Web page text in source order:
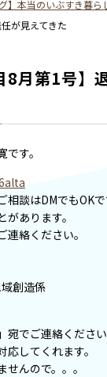
】本当のいぶすき暮ら
が見えてきた
8月第1号】
す。
談はDMでもOKで
あります。
絡ください。
創造係
宛でご連絡ください
してくれます。
んので。。。